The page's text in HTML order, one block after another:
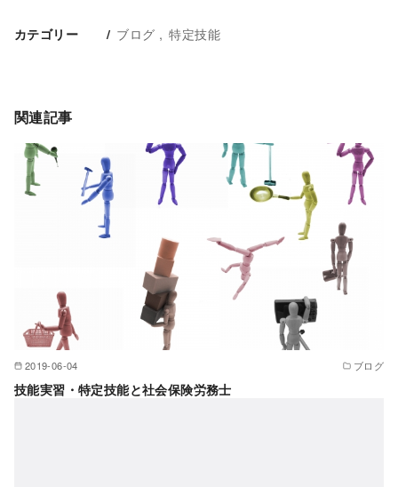
カテゴリー ブログ 特定技能
関連記事
2019-06-04 ブログ
技能実習・特定技能と社会保険労務士